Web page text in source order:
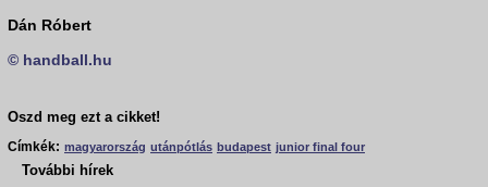
Dán Róbert
© handball.hu
Oszd meg ezt a cikket!
Címkék: magyarország utánpótlás budapest junior final four
További hírek